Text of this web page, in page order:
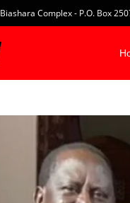
Biashara Complex - P.O. Box